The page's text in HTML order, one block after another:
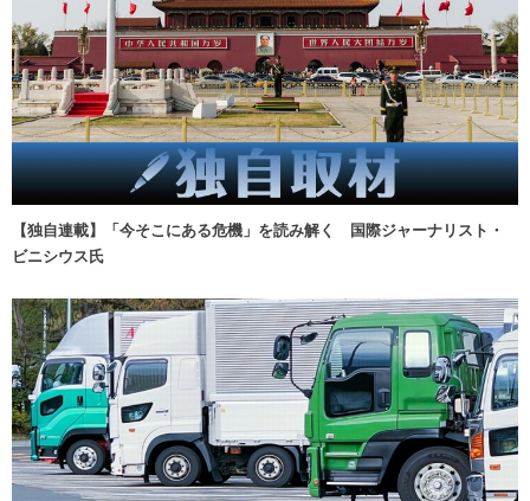
【独自連載】「今そこにある危機」を読み解く 国際ジャーナリスト・
ビニシウス氏